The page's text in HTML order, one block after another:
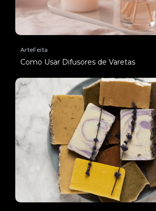
ArteFeita
Como Usar Difusores de Varetas